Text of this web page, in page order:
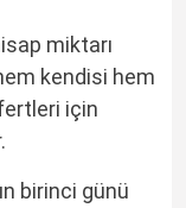
miktarı
kendisi hem
için
birinci günü